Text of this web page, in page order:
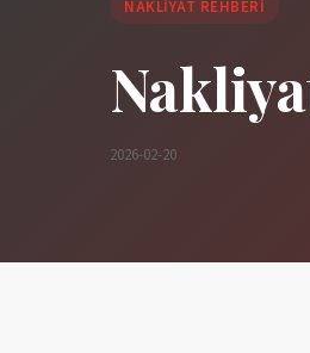
NAKLIYAT REHBERI
2026-02-20